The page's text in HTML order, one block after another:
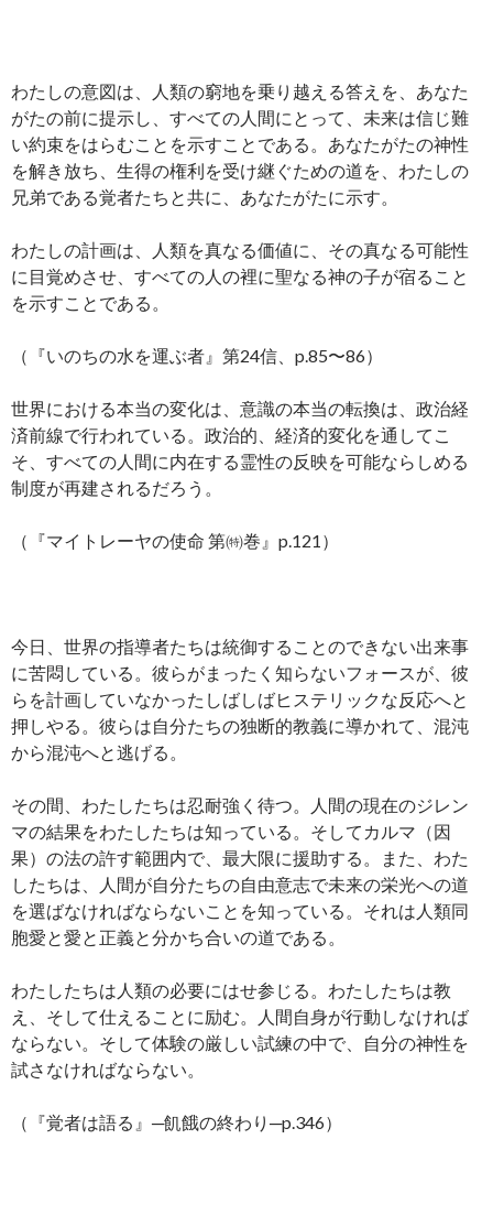
わたしの意図は、人類の窮地を乗り越える答えを、あなた
がたの前に提示し、すべての人間にとって、未来は信じ難
い約束をはらむことを示すことである。あなたがたの神性
を解き放ち、生得の権利を受け継ぐための道を、わたしの
兄弟である覚者たちと共に、あなたがたに示す。
わたしの計画は、人類を真なる価値に、その真なる可能性
に目覚めさせ、すべての人の裡に聖なる神の子が宿ること
を示すことである。
（『いのちの水を運ぶ者』第24信、p.85〜86）
世界における本当の変化は、意識の本当の転換は、政治経
済前線で行われている。政治的、経済的変化を通してこ
そ、すべての人間に内在する霊性の反映を可能ならしめる
制度が再建されるだろう。
（『マイトレーヤの使命 第㈵巻』p.121）
今日、世界の指導者たちは統御することのできない出来事
に苦悶している。彼らがまったく知らないフォースが、彼
らを計画していなかったしばしばヒステリックな反応へと
押しやる。彼らは自分たちの独断的教義に導かれて、混沌
から混沌へと逃げる。
その間、わたしたちは忍耐強く待つ。人間の現在のジレン
マの結果をわたしたちは知っている。そしてカルマ（因
果）の法の許す範囲内で、最大限に援助する。また、わた
したちは、人間が自分たちの自由意志で未来の栄光への道
を選ばなければならないことを知っている。それは人類同
胞愛と愛と正義と分かち合いの道である。
わたしたちは人類の必要にはせ参じる。わたしたちは教
え、そして仕えることに励む。人間自身が行動しなければ
ならない。そして体験の厳しい試練の中で、自分の神性を
試さなければならない。
（『覚者は語る』─飢餓の終わり─p.346）